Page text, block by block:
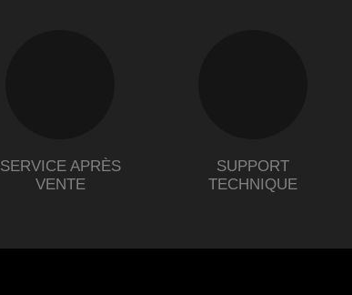
SERVICE APRÈS
VENTE
SUPPORT
TECHNIQUE